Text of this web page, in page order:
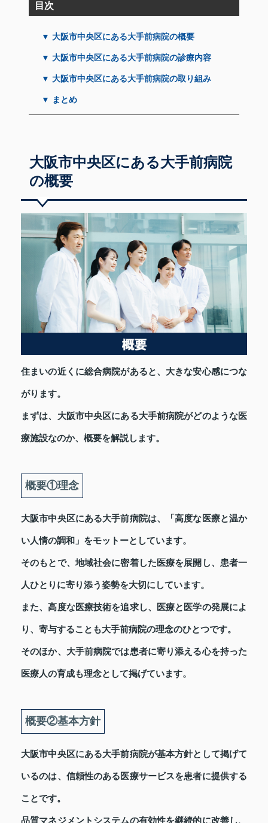
目次
▼ 大阪市中央区にある大手前病院の概要
▼ 大阪市中央区にある大手前病院の診療内容
▼ 大阪市中央区にある大手前病院の取り組み
▼ まとめ
大阪市中央区にある大手前病院
の概要
住まいの近くに総合病院があると、大きな安心感につな
がります。
まずは、大阪市中央区にある大手前病院がどのような医
療施設なのか、概要を解説します。
概要①理念
大阪市中央区にある大手前病院は、「高度な医療と温か
い人情の調和」をモットーとしています。
そのもとで、地域社会に密着した医療を展開し、患者一
人ひとりに寄り添う姿勢を大切にしています。
また、高度な医療技術を追求し、医療と医学の発展によ
り、寄与することも大手前病院の理念のひとつです。
そのほか、大手前病院では患者に寄り添える心を持った
医療人の育成も理念として掲げています。
概要②基本方針
大阪市中央区にある大手前病院が基本方針として掲げて
いるのは、信頼性のある医療サービスを患者に提供する
ことです。
品質マネジメントシステムの有効性を継続的に改善し、